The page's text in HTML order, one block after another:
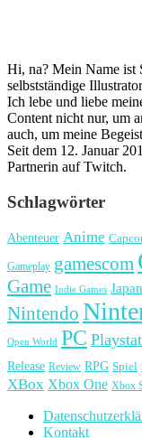
Hi, na? Mein Name ist
selbstständige
Ich lebe und liebe
Content nicht nur, um
auch, um meine
Seit dem 12. Januar
Partnerin auf Twitch.
Schlagwörter
Abenteuer Anime
Gameplay gamescom
Game Indie Games Japan
Nintendo
Open World PC
Release Review RPG Spiel
XBox Xbox One Xbox
Kontakt